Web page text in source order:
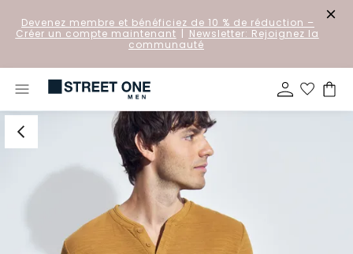
Devenez membre et bénéficiez de 10 % de réduction –
Créer un compte maintenant | Newsletter: Rejoignez la
communauté